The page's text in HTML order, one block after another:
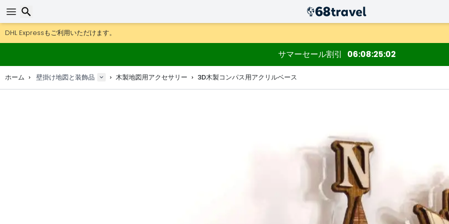
DHL Expressもご利用いただけます。
返品は30日間、木製マップやデコは90日間OK.
地図＆デコのオリジナルメーカー。
サマーセール割引 06082501
ホーム 壁掛け地図と装飾品 木製地図用アクセサリー 3D木製コンパス用アクリルベース